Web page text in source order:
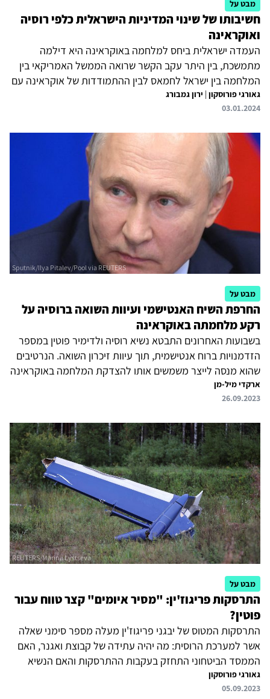
מבט על
חשיבותו של שינוי המדיניות הישראלית כלפי רוסיה
ואוקראינה
העמדה ישראלית ביחס למלחמה באוקראינה היא דילמה
מתמשכת, בין היתר עקב הקשר שרואה הממשל האמריקאי בין
המלחמה בין ישראל לחמאס לבין ההתמודדות של אוקראינה עם
רוסיה והניסיון להעניק סיוע כלכלי וצבאי הן לאוקראינה והן
לישראל. גישתה הניטרלית של ירושלים לגבי המלחמה
שרוסיה נוקטת, מאותת למוסקבה כי ניתן להמשיך
באי-התחשבות באינטרסים הישראליים, ובו בזמן לא מסייעת
לארצות הברית לעזור לישראל. מכאן נובע צורך לשקול מחדש
את העמדה הישראלית כלפי רוסיה.
גאורגי פורוסקון | ירון גמבורג
03.01.2024
מבט על
החרפת השיח האנטישמי ועיוות השואה ברוסיה על
רקע מלחמתה באוקראינה
בשבועות האחרונים התבטא נשיא רוסיה ולדימיר פוטין במספר
הזדמנויות ברוח אנטישמית, תוך עיוות זיכרון השואה. הנרטיבים
שהוא מנסה לייצר משמשים אותו להצדקת המלחמה באוקראינה
ואינם תואמים את האמת ההיסטורית. לאור מצוקתו הוא מרחיב
את מעגל אויביה של רוסיה והאשמים במלחמה, ופונה לסנטימנט
נגד התופעה.
ארקדי מיל-מן
26.09.2023
מבט על
התרסקות פריגוז'ין: "מסיר איומים" קצר טווח עבור
פוטין?
התרסקות המטוס של יבגני פריגוז'ין מעלה מספר סימני שאלה
אשר למערכת הרוסית: מה יהיה עתידה של קבוצת ואגנר, האם
הממסד הביטחוני התחזק בעקבות ההתרסקות והאם הנשיא
ולדימיר פוטין הצליח לחדש את השליטה והכבוד, שלכאורה אבדו
בעקבות מרד קבוצת ואגנר בסוף יוני. נראה שבטווח הקצר,
גאורגי פורוסקון
05.09.2023